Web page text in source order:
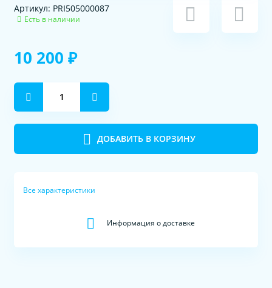
Артикул: PRI505000087
Есть в наличии
10 200 ₽
ДОБАВИТЬ В КОРЗИНУ
Все характеристики
Информация о доставке